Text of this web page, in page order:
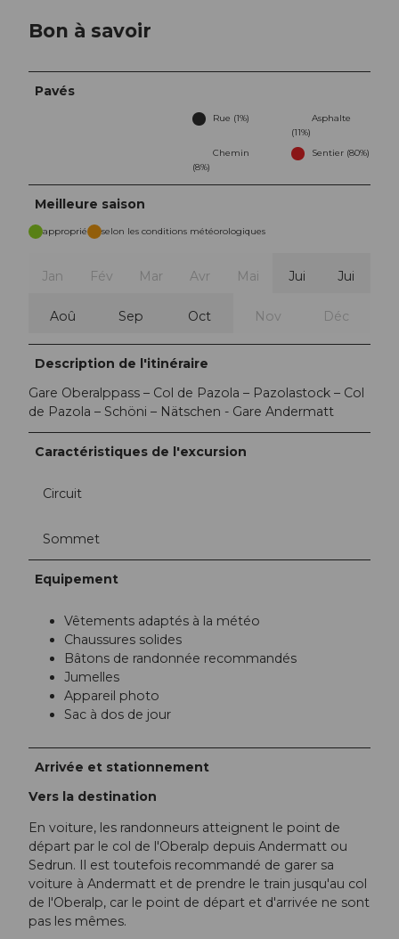
Bon à savoir
Pavés
Rue (1%)
Asphalte
(11%)
Chemin
(8%)
Sentier (80%)
Meilleure saison
approprié selon les conditions météorologiques
Jan Fév Mar Avr Mai Jui Jui
Aoû Sep Oct Nov Déc
Description de l'itinéraire
Gare Oberalppass – Col de Pazola – Pazolastock – Col
de Pazola – Schöni – Nätschen - Gare Andermatt
Caractéristiques de l'excursion
Circuit
Sommet
Equipement
Vêtements adaptés à la météo
Chaussures solides
Bâtons de randonnée recommandés
Jumelles
Appareil photo
Sac à dos de jour
Arrivée et stationnement
Vers la destination
En voiture, les randonneurs atteignent le point de
départ par le col de l'Oberalp depuis Andermatt ou
Sedrun. Il est toutefois recommandé de garer sa
voiture à Andermatt et de prendre le train jusqu'au col
de l'Oberalp, car le point de départ et d'arrivée ne sont
pas les mêmes.